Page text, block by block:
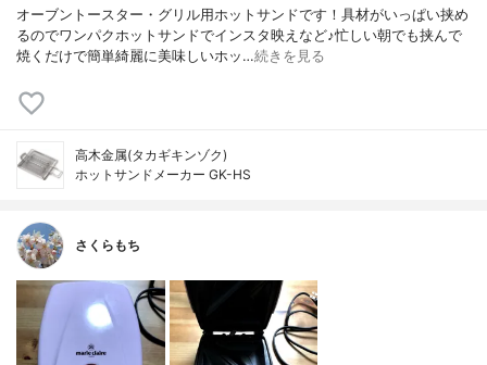
オーブントースター・グリル用ホットサンドです！具材がいっぱい挟め
るのでワンパクホットサンドでインスタ映えなど♪忙しい朝でも挟んで
焼くだけで簡単綺麗に美味しいホッ…続きを見る
高木金属(タカギキンゾク)
ホットサンドメーカー GK-HS
さくらもち